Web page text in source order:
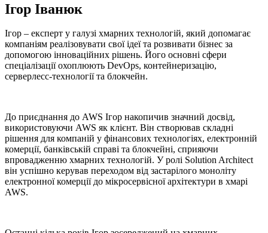
Ігор Іванюк
Ігор – експерт у галузі хмарних технологій, який допомагає
компаніям реалізовувати свої ідеї та розвивати бізнес за
допомогою інноваційних рішень. Його основні сфери
спеціалізації охоплюють DevOps, контейнеризацію,
серверлесс-технології та блокчейн.
До приєднання до AWS Ігор накопичив значний досвід,
використовуючи AWS як клієнт. Він створював складні
рішення для компаній у фінансових технологіях, електронній
комерції, банківській справі та блокчейні, сприяючи
впровадженню хмарних технологій. У ролі Solution Architect
він успішно керував переходом від застарілого моноліту
електронної комерції до мікросервісної архітектури в хмарі
AWS.